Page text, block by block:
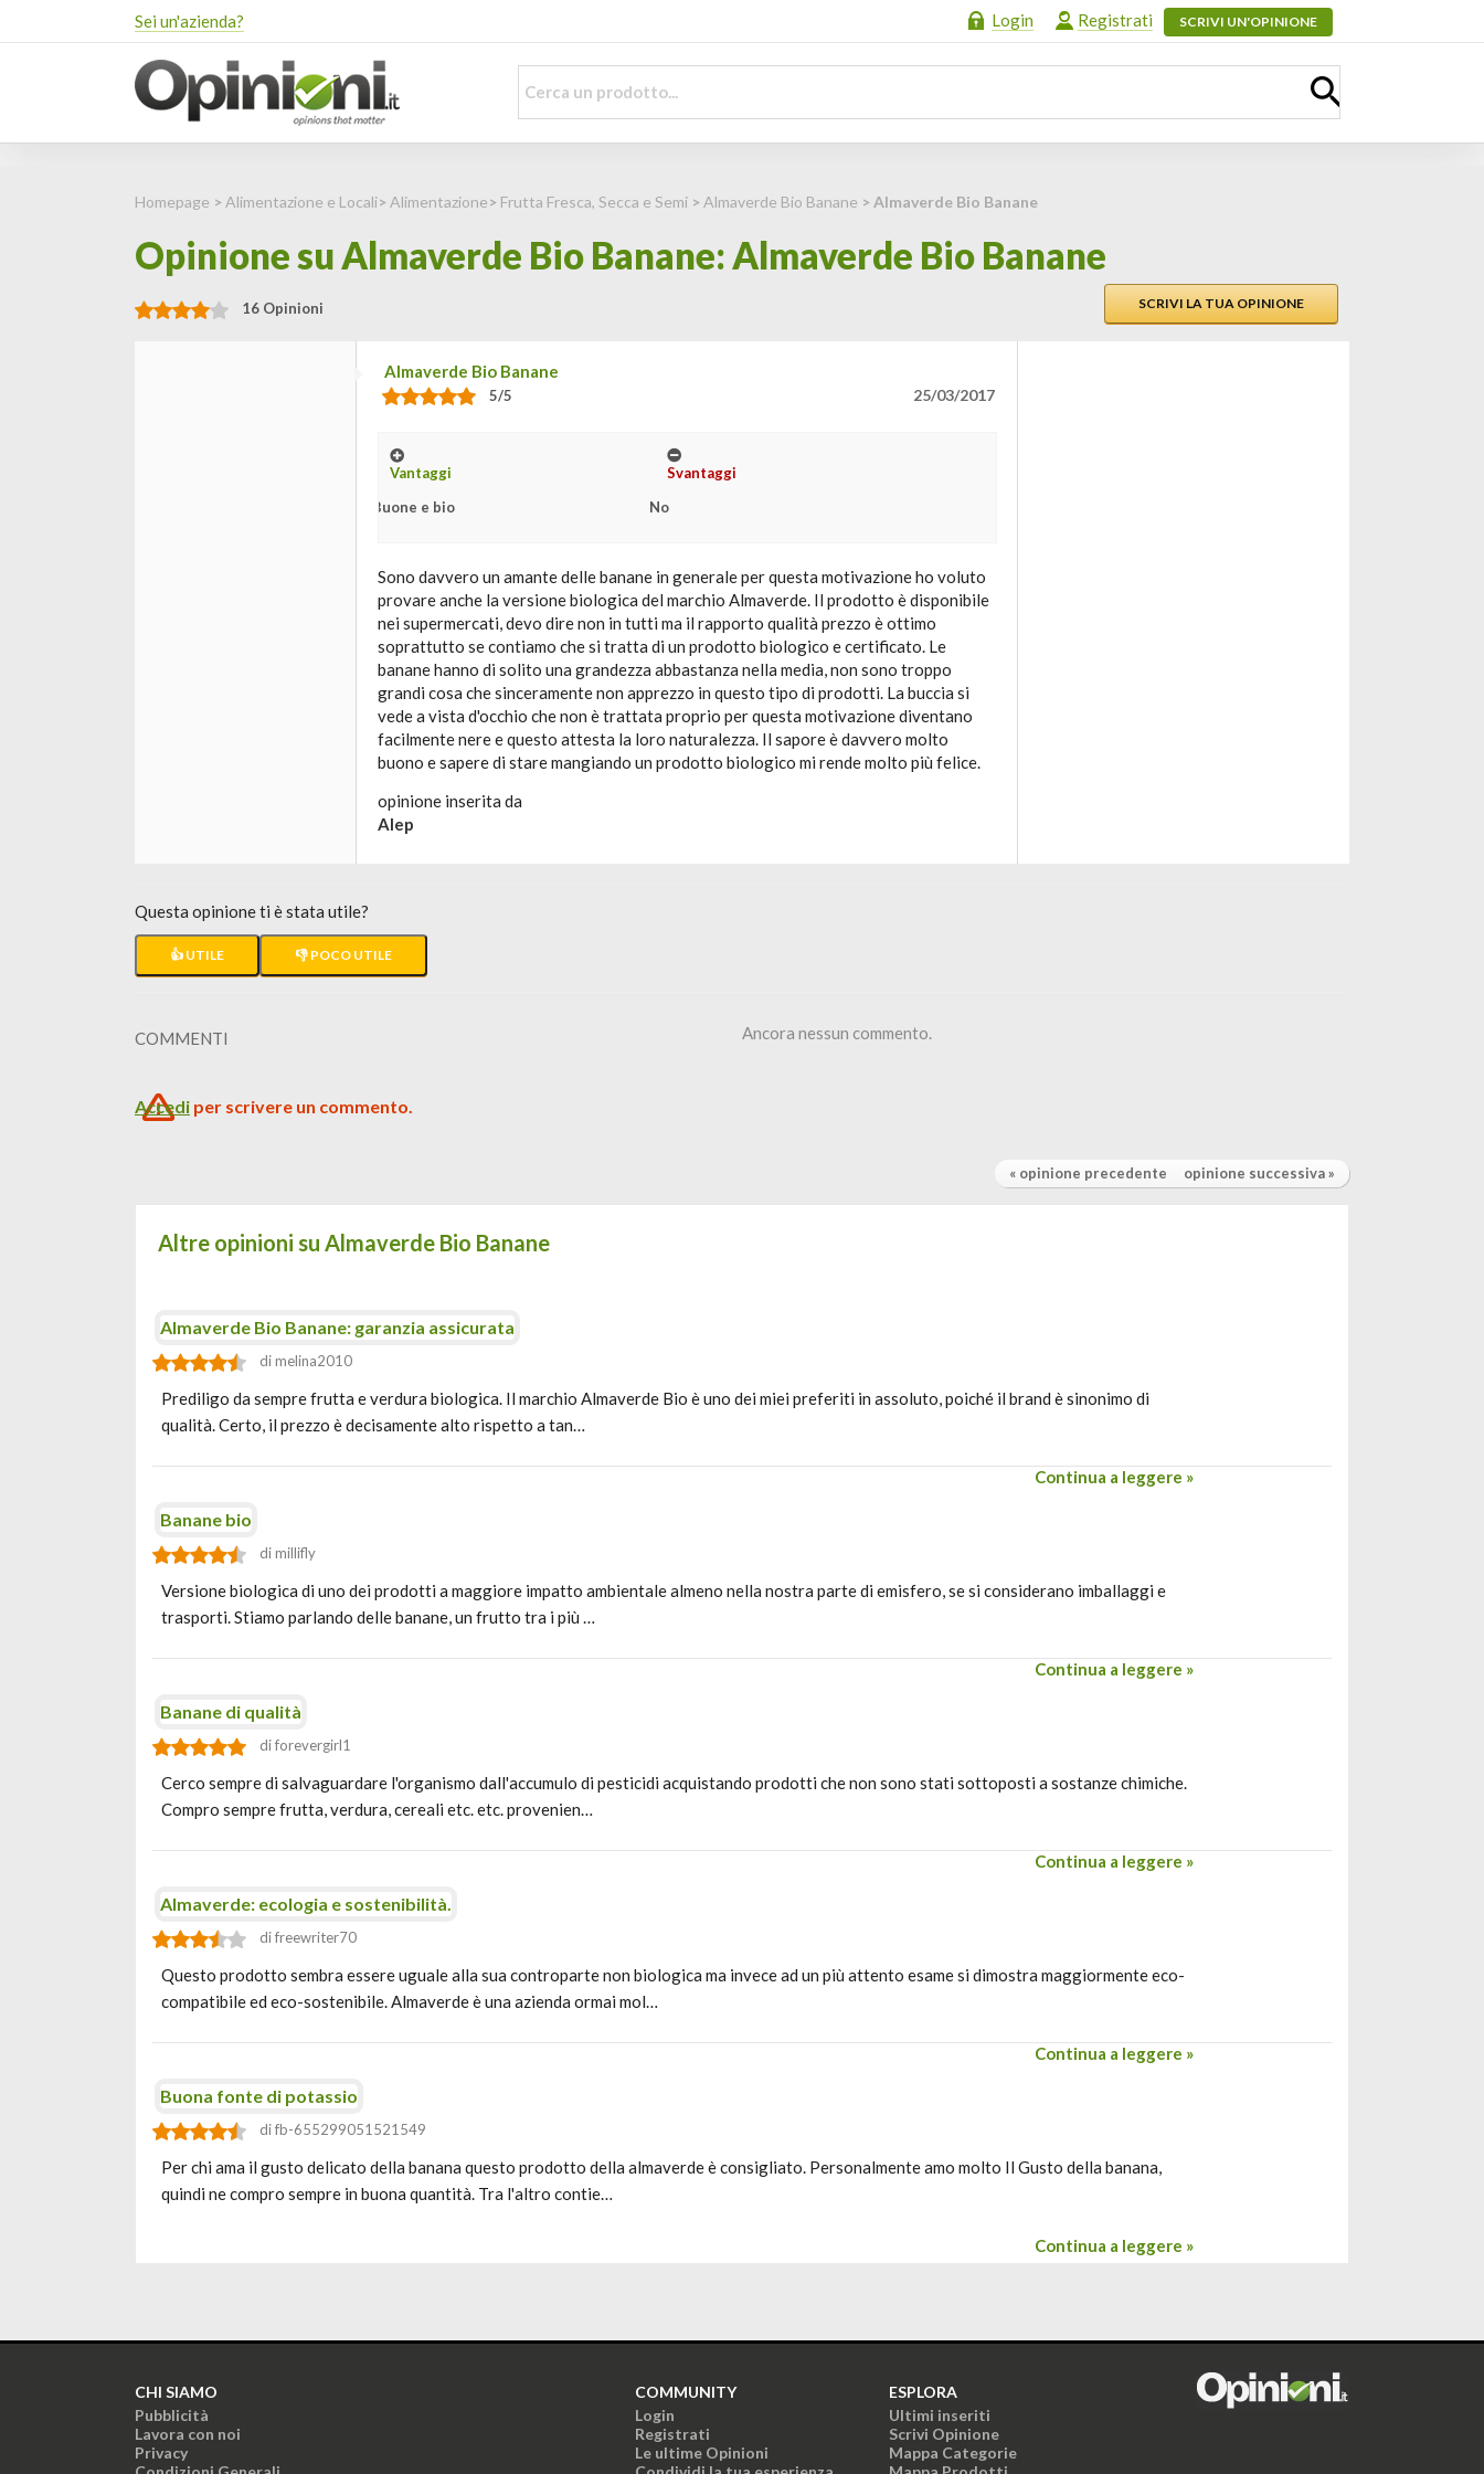
Sei un'azienda? Login Registrati SCRIVI UN'OPINIONE
Homepage > Alimentazione e Locali> Alimentazione> Frutta Fresca, Secca e Semi > Almaverde Bio Banane > Almaverde Bio Banane
Opinione su Almaverde Bio Banane: Almaverde Bio Banane
16 Opinioni SCRIVI LA TUA OPINIONE
Almaverde Bio Banane
5/5 25/03/2017
Vantaggi
Buone e bio
Svantaggi
No
Sono davvero un amante delle banane in generale per questa motivazione ho voluto
provare anche la versione biologica del marchio Almaverde. Il prodotto è disponibile
nei supermercati, devo dire non in tutti ma il rapporto qualità prezzo è ottimo
soprattutto se contiamo che si tratta di un prodotto biologico e certificato. Le
banane hanno di solito una grandezza abbastanza nella media, non sono troppo
grandi cosa che sinceramente non apprezzo in questo tipo di prodotti. La buccia si
vede a vista d'occhio che non è trattata proprio per questa motivazione diventano
facilmente nere e questo attesta la loro naturalezza. Il sapore è davvero molto
buono e sapere di stare mangiando un prodotto biologico mi rende molto più felice.
opinione inserita da
Alep
Questa opinione ti è stata utile?
👍 UTILE 👎 POCO UTILE
COMMENTI Ancora nessun commento.
Accedi per scrivere un commento.
« opinione precedente opinione successiva »
Altre opinioni su Almaverde Bio Banane
Almaverde Bio Banane: garanzia assicurata
di melina2010
Prediligo da sempre frutta e verdura biologica. Il marchio Almaverde Bio è uno dei miei preferiti in assoluto, poiché il brand è sinonimo di
qualità. Certo, il prezzo è decisamente alto rispetto a tan…
Continua a leggere »
Banane bio
di millifly
Versione biologica di uno dei prodotti a maggiore impatto ambientale almeno nella nostra parte di emisfero, se si considerano imballaggi e
trasporti. Stiamo parlando delle banane, un frutto tra i più …
Continua a leggere »
Banane di qualità
di forevergirl1
Cerco sempre di salvaguardare l'organismo dall'accumulo di pesticidi acquistando prodotti che non sono stati sottoposti a sostanze chimiche.
Compro sempre frutta, verdura, cereali etc. etc. provenien…
Continua a leggere »
Almaverde: ecologia e sostenibilità.
di freewriter70
Questo prodotto sembra essere uguale alla sua controparte non biologica ma invece ad un più attento esame si dimostra maggiormente eco-
compatibile ed eco-sostenibile. Almaverde è una azienda ormai mol…
Continua a leggere »
Buona fonte di potassio
di fb-655299051521549
Per chi ama il gusto delicato della banana questo prodotto della almaverde è consigliato. Personalmente amo molto Il Gusto della banana,
quindi ne compro sempre in buona quantità. Tra l'altro contie…
Continua a leggere »
CHI SIAMO
Pubblicità
Lavora con noi
Privacy
COMMUNITY
Login
Registrati
Le ultime Opinioni
ESPLORA
Ultimi inseriti
Scrivi Opinione
Mappa Categorie